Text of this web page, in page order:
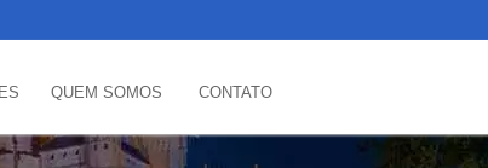
QUEM SOMOS CONTATO